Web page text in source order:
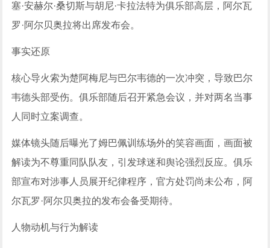
塞·安赫尔·桑切斯与胡尼·卡拉法特为俱乐部高层，阿尔瓦
罗·阿尔贝奥拉将出席发布会。
事实还原
核心导火索为楚阿梅尼与巴尔韦德的一次冲突，导致巴尔
韦德头部受伤。俱乐部随后召开紧急会议，并对两名当事
人同时立案调查。
媒体镜头随后曝光了姆巴佩训练场外的笑容画面，画面被
解读为不尊重同队队友，引发球迷和舆论强烈反应。俱乐
部宣布对涉事人员展开纪律程序，官方处罚尚未公布，阿
尔瓦罗·阿尔贝奥拉的发布会备受期待。
人物动机与行为解读